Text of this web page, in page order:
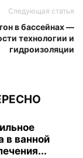
Следующая статья
в бассейнах —
технологии и
гидроизоляции
в ванной